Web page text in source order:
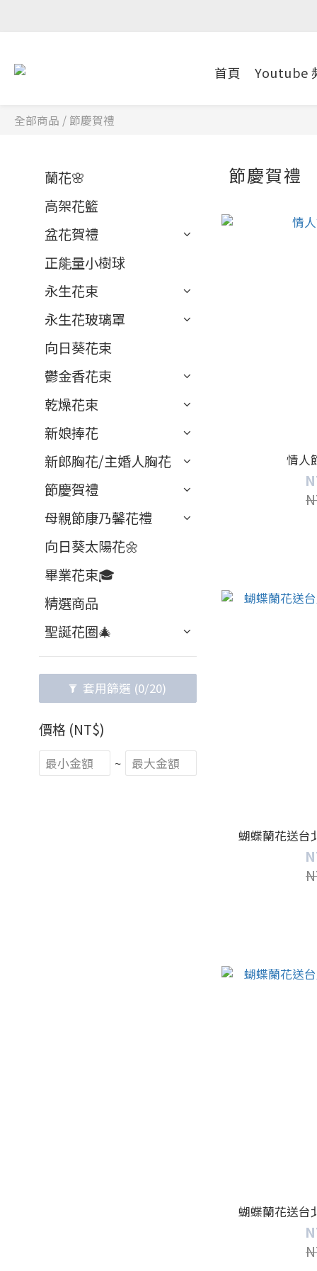
首頁 Youtube
全部商品 / 節慶賀禮
蘭花🌸
高架花籃
盆花賀禮
正能量小樹球
永生花束
永生花玻璃罩
向日葵花束
鬱金香花束
乾燥花束
新娘捧花
新郎胸花/主婚人胸花
節慶賀禮
母親節康乃馨花禮
向日葵太陽花🌼
畢業花束🎓
精選商品
聖誕花圈🎄
套用篩選 (0/20)
價格 (NT$)
~
節慶賀禮
情人
蝴蝶蘭花送台
蝴蝶蘭花送台